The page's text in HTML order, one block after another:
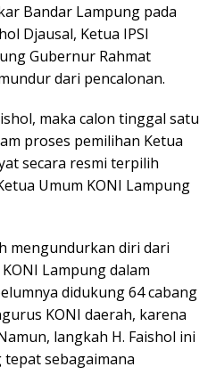
Bandar Lampung pada
Djausal, Ketua IPSI
Gubernur Rahmat
dari pencalonan.
maka calon tinggal satu
proses pemilihan Ketua
secara resmi terpilih
Umum KONI Lampung
mengundurkan diri dari
Lampung dalam
didukung 64 cabang
KONI daerah, karena
langkah H. Faishol ini
sebagaimana